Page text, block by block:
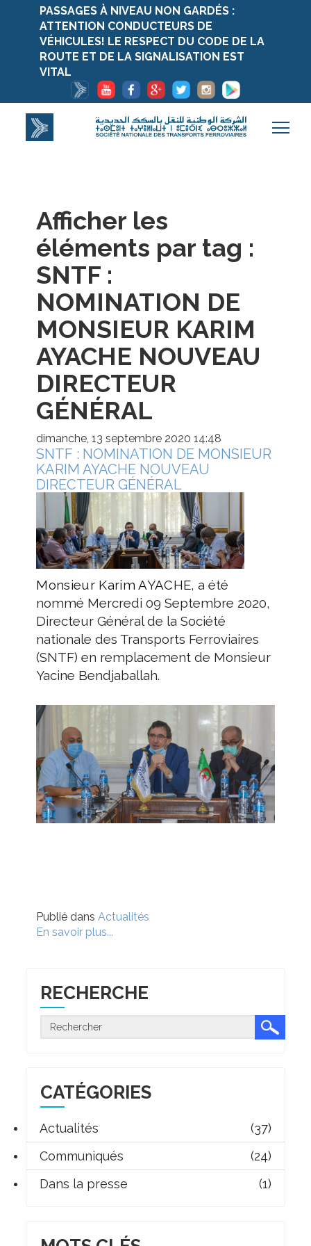
PASSAGES À NIVEAU NON GARDÉS :
ATTENTION CONDUCTEURS DE
VÉHICULES! LE RESPECT DU CODE DE LA
ROUTE ET DE LA SIGNALISATION EST
VITAL
Afficher les
éléments par tag :
SNTF :
NOMINATION DE
MONSIEUR KARIM
AYACHE NOUVEAU
DIRECTEUR
GÉNÉRAL
dimanche, 13 septembre 2020 14:48
SNTF : NOMINATION DE MONSIEUR
KARIM AYACHE NOUVEAU
DIRECTEUR GÉNÉRAL
Monsieur Karim AYACHE, a été
nommé Mercredi 09 Septembre 2020,
Directeur Général de la Société
nationale des Transports Ferroviaires
(SNTF) en remplacement de Monsieur
Yacine Bendjaballah.
Publié dans Actualités
En savoir plus...
RECHERCHE
CATÉGORIES
Actualités
(37)
Communiqués
(24)
Dans la presse
(1)